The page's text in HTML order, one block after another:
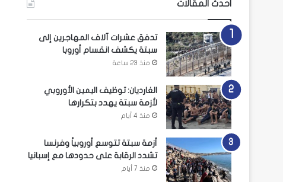
احدث المقالات
تدفق عشرات آلاف المهاجرين إلى
سبتة يكشف انقسام أوروبا
منذ 23 ساعة
الغارديان: توظيف اليمين الأوروبي
لأزمة سبتة يهدد بتكرارها
منذ 4 أيام
أزمة سبتة تتوسع أوروبياً وفرنسا
تشدد الرقابة على حدودها مع إسبانيا
منذ 7 أيام